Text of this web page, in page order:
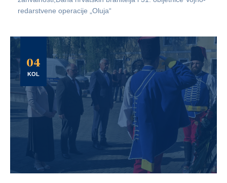
redarstvene operacije „Oluja“
04
KOL